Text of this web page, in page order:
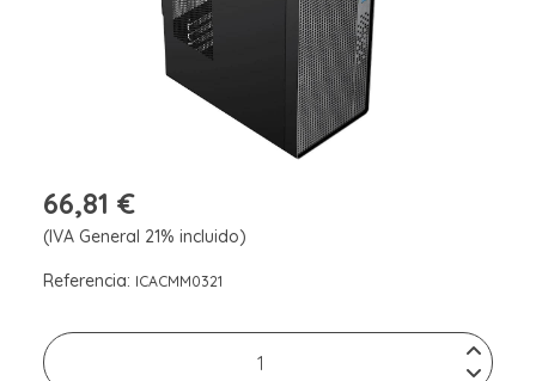
66,81 €
(IVA General 21% incluido)
Referencia: ICACMM0321